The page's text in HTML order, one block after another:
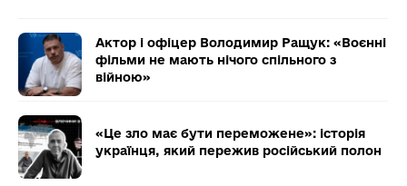
Актор і офіцер Володимир Ращук: «Воєнні
фільми не мають нічого спільного з
війною»
«Це зло має бути переможене»: історія
українця, який пережив російський полон